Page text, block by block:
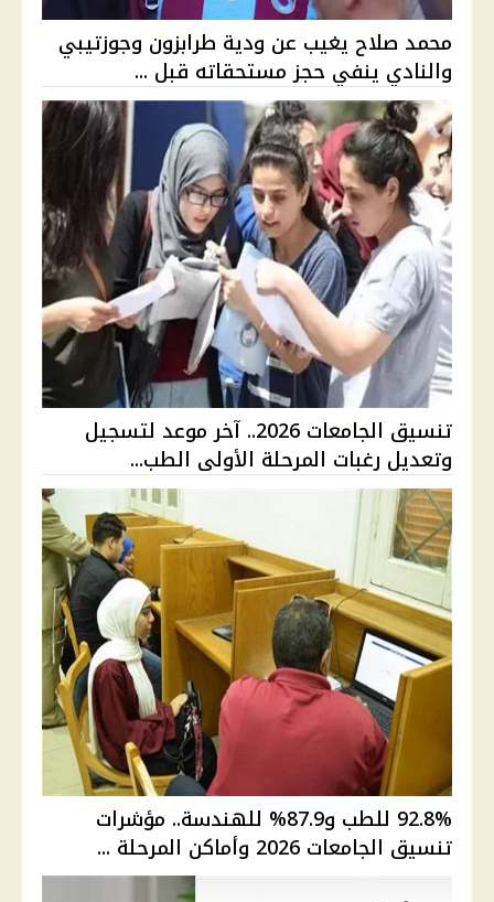
محمد صلاح يغيب عن ودية طرابزون وجوزتيبي
والنادي ينفي حجز مستحقاته قبل ...
تنسيق الجامعات 2026.. آخر موعد لتسجيل
وتعديل رغبات المرحلة الأولى الطب...
92.8% للطب و87.9% للهندسة.. مؤشرات
تنسيق الجامعات 2026 وأماكن المرحلة ...